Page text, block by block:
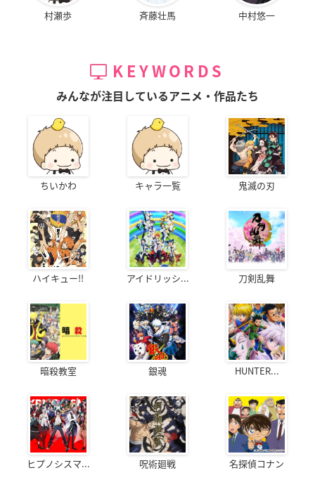
村瀬歩 斉藤壮馬 中村悠一
KEYWORDS
みんなが注目しているアニメ・作品たち
ちいかわ キャラ一覧 鬼滅の刃
ハイキュー!! アイドリッシ... 刀剣乱舞
暗殺教室 銀魂 HUNTER...
ヒプノシスマ... 呪術廻戦 名探偵コナン